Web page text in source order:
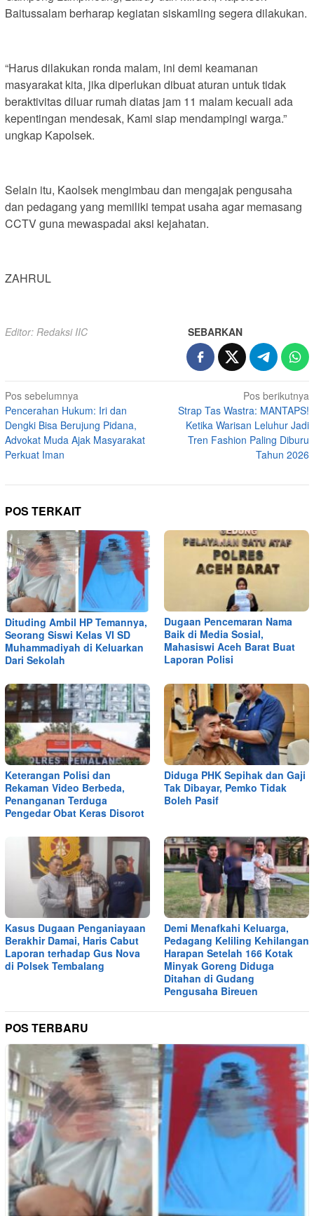
Baitussalam berharap kegiatan siskamling segera dilakukan.
“Harus dilakukan ronda malam, ini demi keamanan
masyarakat kita, jika diperlukan dibuat aturan untuk tidak
beraktivitas diluar rumah diatas jam 11 malam kecuali ada
kepentingan mendesak, Kami siap mendampingi warga.”
ungkap Kapolsek.
Selain itu, Kaolsek mengimbau dan mengajak pengusaha
dan pedagang yang memiliki tempat usaha agar memasang
CCTV guna mewaspadai aksi kejahatan.
ZAHRUL
Editor: Redaksi IIC SEBARKAN
Navigasi
pos
Pos sebelumnya
Pencerahan Hukum: Iri dan
Dengki Bisa Berujung Pidana,
Advokat Muda Ajak Masyarakat
Perkuat Iman
Pos berikutnya
Strap Tas Wastra: MANTAPS!
Ketika Warisan Leluhur Jadi
Tren Fashion Paling Diburu
Tahun 2026
POS TERKAIT
Dituding Ambil HP Temannya,
Seorang Siswi Kelas VI SD
Muhammadiyah di Keluarkan
Dari Sekolah
Dugaan Pencemaran Nama
Baik di Media Sosial,
Mahasiswi Aceh Barat Buat
Laporan Polisi
Keterangan Polisi dan
Rekaman Video Berbeda,
Penanganan Terduga
Pengedar Obat Keras Disorot
Diduga PHK Sepihak dan Gaji
Tak Dibayar, Pemko Tidak
Boleh Pasif
Kasus Dugaan Penganiayaan
Berakhir Damai, Haris Cabut
Laporan terhadap Gus Nova
di Polsek Tembalang
Demi Menafkahi Keluarga,
Pedagang Keliling Kehilangan
Harapan Setelah 166 Kotak
Minyak Goreng Diduga
Ditahan di Gudang
Pengusaha Bireuen
POS TERBARU